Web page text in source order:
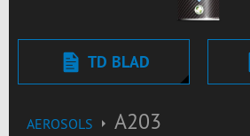
TD BLAD
AEROSOLS A203